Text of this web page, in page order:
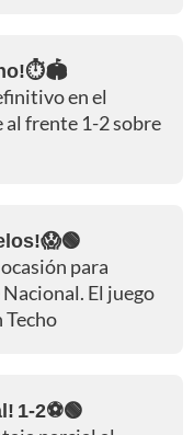
en el
al frente 1-2 sobre
para
El juego
Techo
1-2⚽🟢